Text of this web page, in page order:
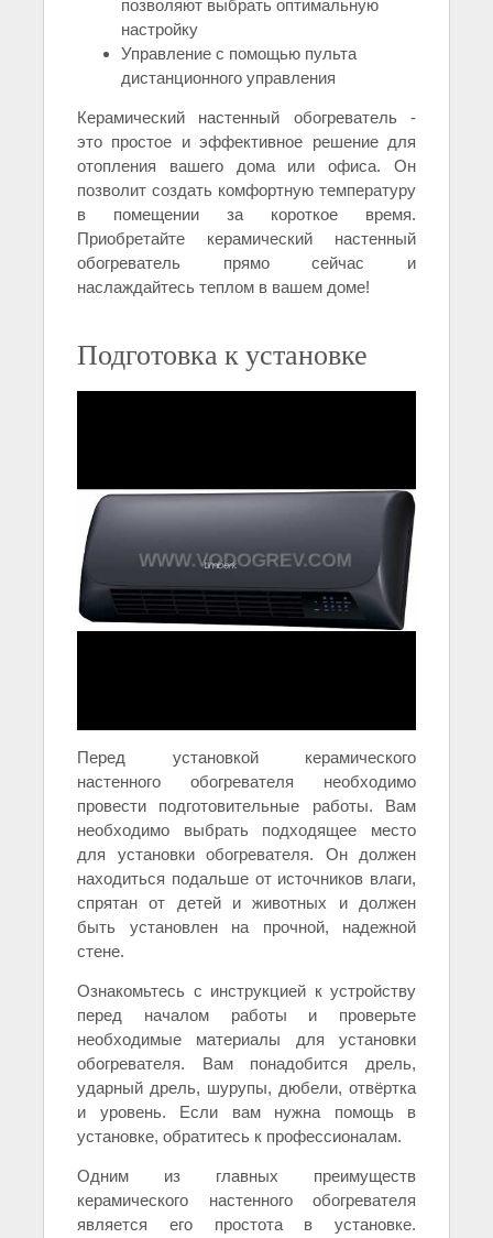
позволяют выбрать оптимальную
настройку
Управление с помощью пульта
дистанционного управления
Керамический настенный обогреватель -
это простое и эффективное решение для
отопления вашего дома или офиса. Он
позволит создать комфортную температуру
в помещении за короткое время.
Приобретайте керамический настенный
обогреватель прямо сейчас и
наслаждайтесь теплом в вашем доме!
Подготовка к установке
Перед установкой керамического
настенного обогревателя необходимо
провести подготовительные работы. Вам
необходимо выбрать подходящее место
для установки обогревателя. Он должен
находиться подальше от источников влаги,
спрятан от детей и животных и должен
быть установлен на прочной, надежной
стене.
Ознакомьтесь с инструкцией к устройству
перед началом работы и проверьте
необходимые материалы для установки
обогревателя. Вам понадобится дрель,
ударный дрель, шурупы, дюбели, отвёртка
и уровень. Если вам нужна помощь в
установке, обратитесь к профессионалам.
Одним из главных преимуществ
керамического настенного обогревателя
является его простота в установке.